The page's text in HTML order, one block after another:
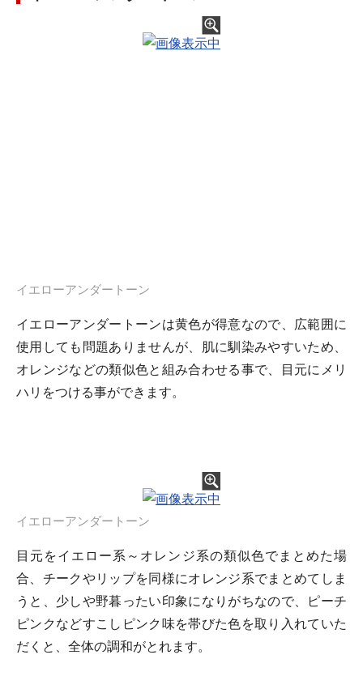
イエローアンダートーン
イエローアンダートーンは黄色が得意なので、広範囲に
使用しても問題ありませんが、肌に馴染みやすいため、
オレンジなどの類似色と組み合わせる事で、目元にメリ
ハリをつける事ができます。
イエローアンダートーン
目元をイエロー系～オレンジ系の類似色でまとめた場
合、チークやリップを同様にオレンジ系でまとめてしま
うと、少しや野暮ったい印象になりがちなので、ピーチ
ピンクなどすこしピンク味を帯びた色を取り入れていた
だくと、全体の調和がとれます。